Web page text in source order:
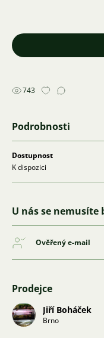
743
Podrobnosti
Dostupnost
K dispozici
U nás se
Ověřený e-mail
Prodejce
Jiří Boháček
Brno